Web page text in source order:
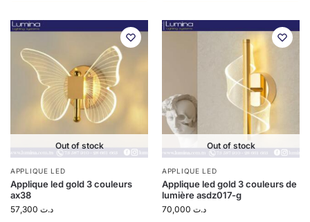
Out of stock
APPLIQUE LED
Applique led gold 3 couleurs
ax38
د.ت
Out of stock
APPLIQUE LED
Applique led gold 3 couleurs de
lumière asdz017-g
د.ت